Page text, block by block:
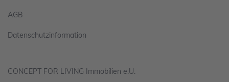
AGB
Datenschutzinformation
CONCEPT FOR LIVING Immobilien e.U.